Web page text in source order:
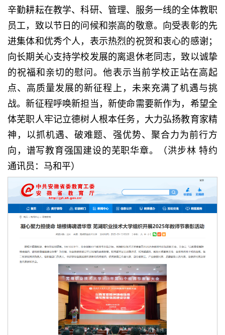
辛勤耕耘在教学、科研、管理、服务一线的全体教职
员工，致以节日的问候和崇高的敬意。向受表彰的先
进集体和优秀个人，表示热烈的祝贺和衷心的感谢；
向长期关心支持学校发展的离退休老同志，致以诚挚
的祝福和亲切的慰问。他表示当前学校正站在高起
点、高质量发展的新征程上，未来充满了机遇与挑
战。新征程呼唤新担当，新使命需要新作为，希望全
体芜职人牢记立德树人根本任务，大力弘扬教育家精
神，以抓机遇、破难题、强优势、聚合力为前行方
向，谱写教育强国建设的芜职华章。（洪步林 特约
通讯员：马和平）